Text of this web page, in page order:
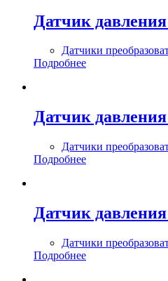
Датчик
Датчики
Подробнее
Датчик
Датчики
Подробнее
Датчик
Датчики
Подробнее